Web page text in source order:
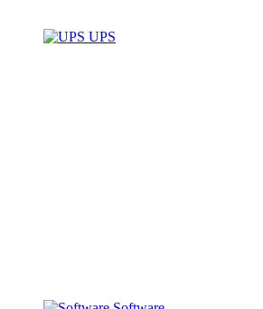
UPS